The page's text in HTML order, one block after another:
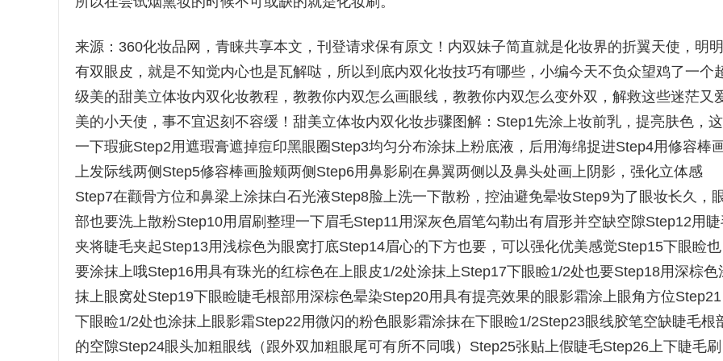
来源：360化妆品网，青睐共享本文，刊登请求保有原文！内双妹子简直就是化妆界的折翼天使，明明
有双眼皮，就是不知觉内心也是瓦解哒，所以到底内双化妆技巧有哪些，小编今天不负众望鸡了一个
级美的甜美立体妆内双化妆教程，教教你内双怎么画眼线，教教你内双怎么变外双，解救这些迷茫又
美的小天使，事不宜迟刻不容缓！甜美立体妆内双化妆步骤图解：Step1先涂上妆前乳，提亮肤色，这
一下瑕疵Step2用遮瑕膏遮掉痘印黑眼圈Step3均匀分布涂抹上粉底液，后用海绵捉进Step4用修容棒
上发际线两侧Step5修容棒画脸颊两侧Step6用鼻影刷在鼻翼两侧以及鼻头处画上阴影，强化立体感
Step7在颧骨方位和鼻梁上涂抹白石光液Step8脸上洗一下散粉，控油避免晕妆Step9为了眼妆长久，
部也要洗上散粉Step10用眉刷整理一下眉毛Step11用深灰色眉笔勾勒出有眉形并空缺空隙Step12用
夹将睫毛夹起Step13用浅棕色为眼窝打底Step14眉心的下方也要，可以强化优美感觉Step15下眼睑也
要涂抹上哦Step16用具有珠光的红棕色在上眼皮1/2处涂抹上Step17下眼睑1/2处也要Step18用深棕色
抹上眼窝处Step19下眼睑睫毛根部用深棕色晕染Step20用具有提亮效果的眼影霜涂上眼角方位Step21
下眼睑1/2处也涂抹上眼影霜Step22用微闪的粉色眼影霜涂抹在下眼睑1/2Step23眼线胶笔空缺睫毛根
的空隙Step24眼头加粗眼线（跟外双加粗眼尾可有所不同哦）Step25张贴上假睫毛Step26上下睫毛刷